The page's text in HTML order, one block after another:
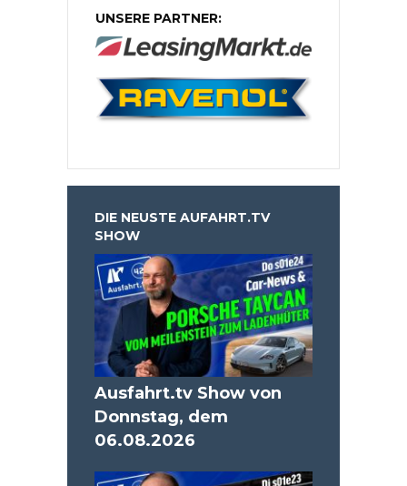
UNSERE PARTNER:
DIE NEUSTE AUFAHRT.TV
SHOW
Ausfahrt.tv Show von
Donnstag, dem
06.08.2026